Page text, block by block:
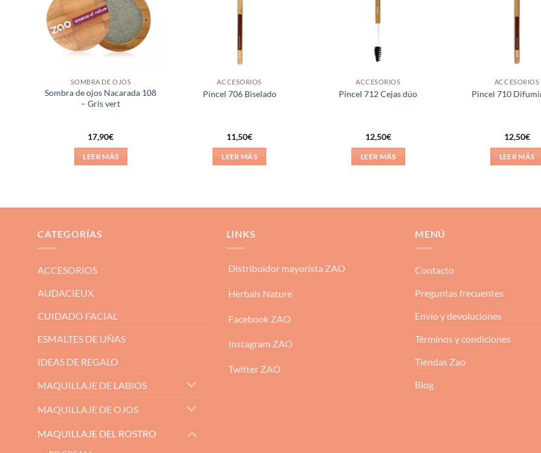
deseos
SOMBRA DE OJOS
Sombra de ojos Nacarada 108
– Gris vert
17,90€
LEER MÁS
ACCESORIOS
Pincel 706 Biselado
11,50€
LEER MÁS
ACCESORIOS
Pincel 712 Cejas dúo
12,50€
LEER MÁS
ACCESORIOS
Pincel 710
12,50€
LEER MÁS
CATEGORÍAS
ACCESORIOS
AUDACIEUX
CUIDADO FACIAL
ESMALTES DE UÑAS
IDEAS DE REGALO
MAQUILLAJE DE LABIOS
MAQUILLAJE DE OJOS
MAQUILLAJE DEL ROSTRO
LINKS
Distribuidor mayorista ZAO
Herbals Nature
Facebook ZAO
Instagram ZAO
Twitter ZAO
MENÚ
Contacto
Preguntas frecuentes
Envío y devoluciones
Términos y condiciones
Tiendas Zao
Blog